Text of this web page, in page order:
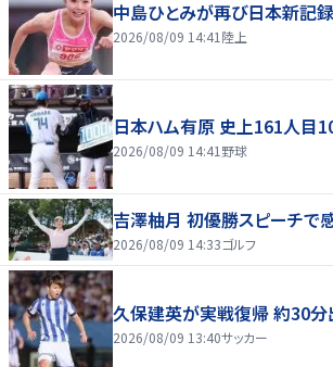
中島ひとみが再び日本新記
2026/08/09 14:41 陸上
日本ハム有原 史上161人目
2026/08/09 14:41 野球
吉澤柚月 初優勝スピーチで
2026/08/09 14:33ゴルフ
久保建英が実戦復帰 約30分
2026/08/09 13:40サッカー